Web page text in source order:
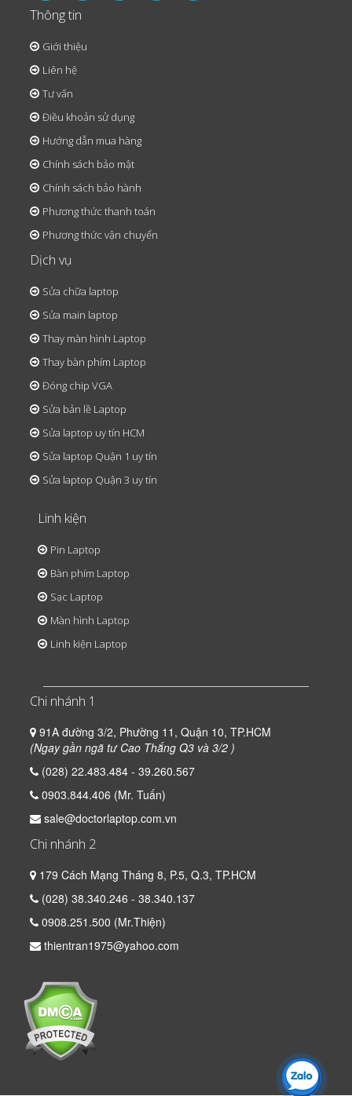
Thông tin
Giới thiệu
Liên hệ
Tư vấn
Điều khoản sử dụng
Hướng dẫn mua hàng
Chính sách bảo mật
Chính sách bảo hành
Phương thức thanh toán
Phương thức vận chuyển
Dịch vụ
Sửa chữa laptop
Sửa main laptop
Thay màn hình Laptop
Thay bàn phím Laptop
Đóng chip VGA
Sửa bản lề Laptop
Sửa laptop uy tín HCM
Sửa laptop Quận 1 uy tín
Sửa laptop Quận 3 uy tín
Linh kiện
Pin Laptop
Bàn phím Laptop
Sạc Laptop
Màn hình Laptop
Linh kiện Laptop
Chi nhánh 1
91A đường 3/2, Phường 11, Quận 10, TP.HCM
(Ngay gần ngã tư Cao Thắng Q3 và 3/2 )
(028) 22.483.484 - 39.260.567
0903.844.406 (Mr. Tuấn)
sale@doctorlaptop.com.vn
Chi nhánh 2
179 Cách Mạng Tháng 8, P.5, Q.3, TP.HCM
(028) 38.340.246 - 38.340.137
0908.251.500 (Mr.Thiện)
thientran1975@yahoo.com